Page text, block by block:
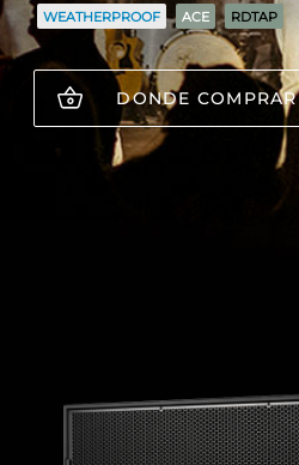
WEATHERPROOF
ACE RDTAP
DONDE COMPRAR